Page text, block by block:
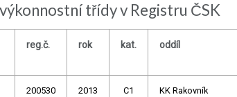
třídy v Registru ČSK
reg.č. rok kat. oddíl
200530 2013 C1 KK Rakovník